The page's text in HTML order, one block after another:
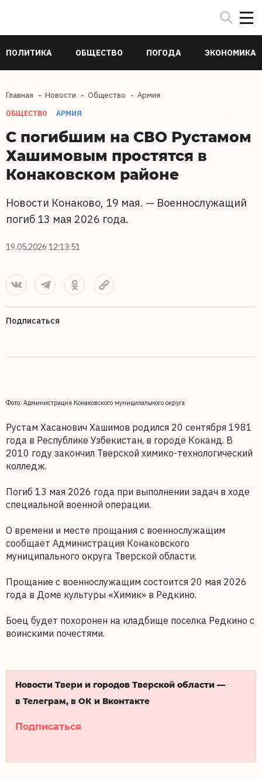
ПОЛИТИКА ОБЩЕСТВО ПОГОДА ЭКОНОМИКА
Главная Новости Общество Армия
ОБЩЕСТВО АРМИЯ
С погибшим на СВО Рустамом
Хашимовым простятся в
Конаковском районе
Новости Конаково, 19 мая. — Военнослужащий
погиб 13 мая 2026 года.
19.05.2026 12:13:51
Подписаться
Фото: Администрация Конаковского муниципального округа
Рустам Хасанович Хашимов родился 20 сентября 1981
года в Республике Узбекистан, в городе Коканд. В
2010 году закончил Тверской химико-технологический
колледж.
Погиб 13 мая 2026 года при выполнении задач в ходе
специальной военной операции.
О времени и месте прощания с военнослужащим
сообщает Администрация Конаковского
муниципального округа Тверской области.
Прощание с военнослужащим состоится 20 мая 2026
года в Доме культуры «Химик» в Редкино.
Боец будет похоронен на кладбище поселка Редкино с
воинскими почестями.
Новости Твери и городов Тверской области —
в Телеграм, в ОК и Вконтакте
Подписаться